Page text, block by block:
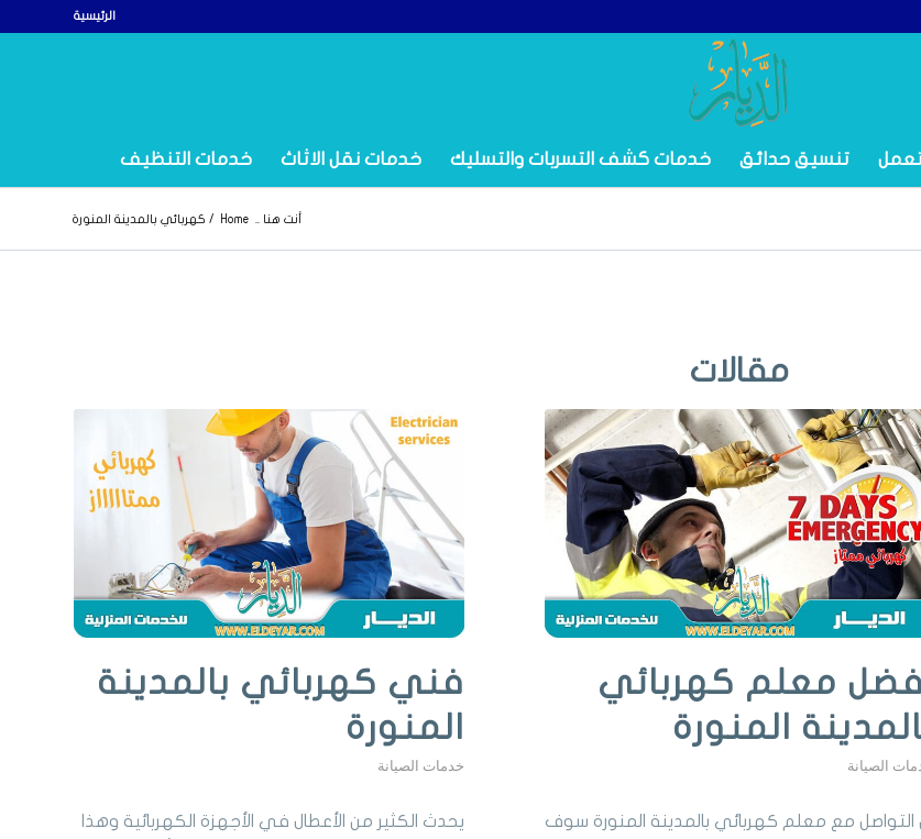
الرئيسية
تنسيق حدائق خدمات كشف التسربات والتسليك خدمات نقل الاثاث خدمات التنظيف
أنت هنا .. Home
/ كهربائي بالمدينة المنورة
مقالات
افضل معلم كهربائي
المنورة
الصيانة
التواصل مع معلم كهربائي بالمدينة المنورة سوف
فني كهربائي بالمدينة
المنورة
خدمات الصيانة
يحدث الكثير من الأعطال في الأجهزة الكهربائية وهذا